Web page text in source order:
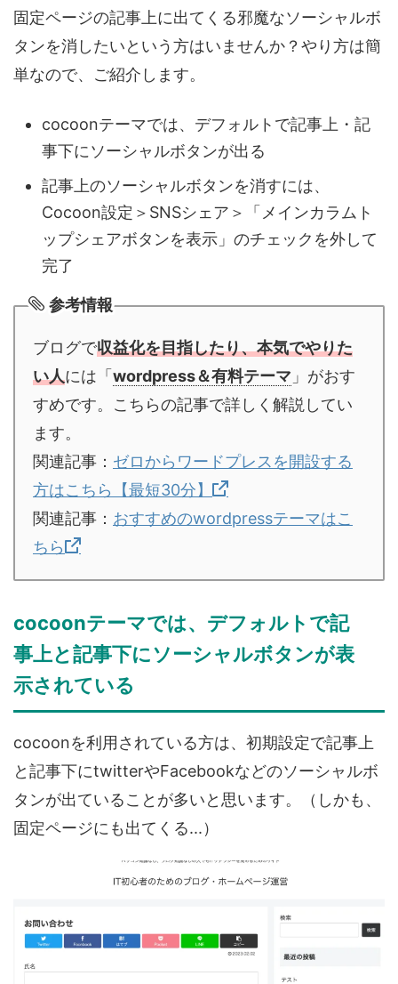
固定ページの記事上に出てくる邪魔なソーシャルボ
タンを消したいという方はいませんか？やり方は簡
単なので、ご紹介します。
cocoonテーマでは、デフォルトで記事上・記
事下にソーシャルボタンが出る
記事上のソーシャルボタンを消すには、
Cocoon設定＞SNSシェア＞「メインカラムト
ップシェアボタンを表示」のチェックを外して
完了
参考情報
ブログで収益化を目指したり、本気でやりた
い人には「 wordpress＆有料テーマ 」がおす
すめです。こちらの記事で詳しく解説してい
ます。
関連記事： ゼロからワードプレスを開設する
方はこちら【最短30分】
関連記事： おすすめのwordpressテーマはこ
ちら
cocoonテーマでは、デフォルトで記
事上と記事下にソーシャルボタンが表
示されている
cocoonを利用されている方は、初期設定で記事上
と記事下にtwitterやFacebookなどのソーシャルボ
タンが出ていることが多いと思います。（しかも、
固定ページにも出てくる...）